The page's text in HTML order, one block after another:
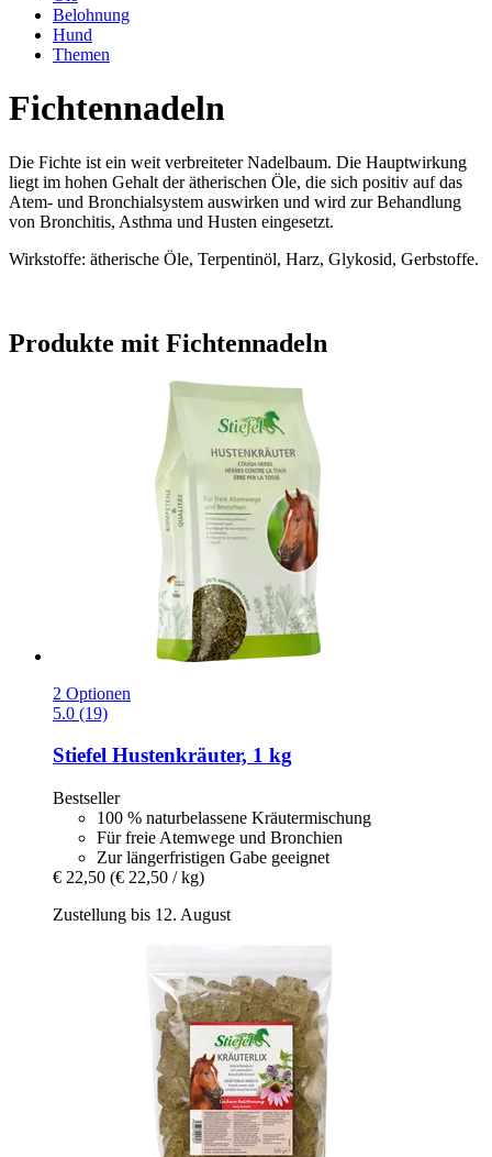
Belohnung
Hund
Themen
Fichtennadeln
Die Fichte ist ein weit verbreiteter Nadelbaum. Die Hauptwirkung
liegt im hohen Gehalt der ätherischen Öle, die sich positiv auf das
Atem- und Bronchialsystem auswirken und wird zur Behandlung
von Bronchitis, Asthma und Husten eingesetzt.
Wirkstoffe: ätherische Öle, Terpentinöl, Harz, Glykosid, Gerbstoffe.
Produkte mit Fichtennadeln
2 Optionen
5.0 (19)
Stiefel Hustenkräuter, 1 kg
Bestseller
100 % naturbelassene Kräutermischung
Für freie Atemwege und Bronchien
Zur längerfristigen Gabe geeignet
€ 22,50 (€ 22,50 / kg)
Zustellung bis 12. August